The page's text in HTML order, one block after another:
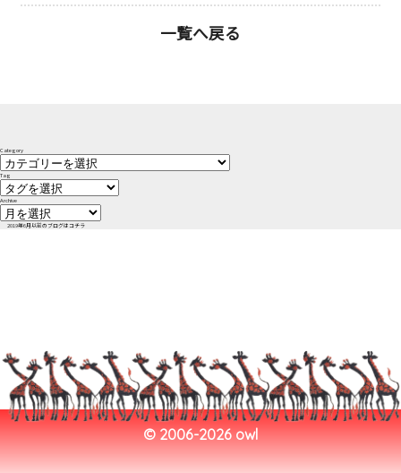
一覧へ戻る
Category
Tag
Archive
2019年6月以前のブログはコチラ
©︎ 2006-2026 owl